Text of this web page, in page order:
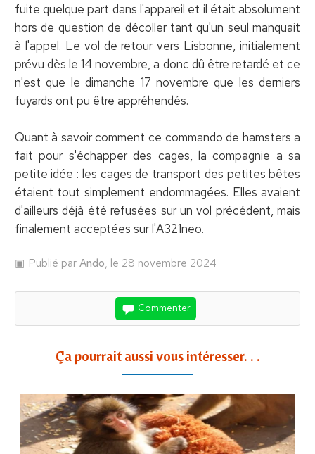
fuite quelque part dans l'appareil et il était absolument
hors de question de décoller tant qu'un seul manquait
à l'appel. Le vol de retour vers Lisbonne, initialement
prévu dès le 14 novembre, a donc dû être retardé et ce
n'est que le dimanche 17 novembre que les derniers
fuyards ont pu être appréhendés.
Quant à savoir comment ce commando de hamsters a
fait pour s'échapper des cages, la compagnie a sa
petite idée : les cages de transport des petites bêtes
étaient tout simplement endommagées. Elles avaient
d'ailleurs déjà été refusées sur un vol précédent, mais
finalement acceptées sur l'A321neo.
Publié parAndo, le 28 novembre 2024
Commenter
Ça pourrait aussi vous intéresser. . .